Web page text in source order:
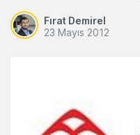
Fırat Demirel
23 Mayıs 2012